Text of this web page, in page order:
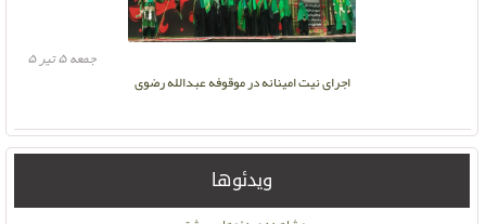
اجرای نیت امینانه در موقوفه عبدالله رضوی
جمعه ۵ تیر ۵
ویدئوها